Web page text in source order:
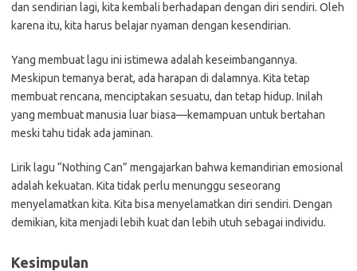
dan sendirian lagi, kita kembali berhadapan dengan diri sendiri. Oleh
karena itu, kita harus belajar nyaman dengan kesendirian.
Yang membuat lagu ini istimewa adalah keseimbangannya.
Meskipun temanya berat, ada harapan di dalamnya. Kita tetap
membuat rencana, menciptakan sesuatu, dan tetap hidup. Inilah
yang membuat manusia luar biasa—kemampuan untuk bertahan
meski tahu tidak ada jaminan.
Lirik lagu “Nothing Can” mengajarkan bahwa kemandirian emosional
adalah kekuatan. Kita tidak perlu menunggu seseorang
menyelamatkan kita. Kita bisa menyelamatkan diri sendiri. Dengan
demikian, kita menjadi lebih kuat dan lebih utuh sebagai individu.
Kesimpulan